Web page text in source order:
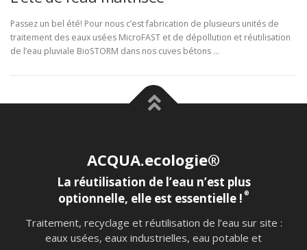
Passez un bel été! Pour nous c’est fabrication de plusieurs unités de
traitement des eaux usées MicroFAST et de dépollution et réutilisation
de l’eau pluviale BioSTORM dans nos cuves bétons …
ACQUA.ecologie®
La réutilisation de l’eau n’est plus
optionnelle, elle est essentielle ! ®
Traitement, recyclage et réutilisation de l’eau sur site :
eaux usées, eaux industrielles, eau potable et